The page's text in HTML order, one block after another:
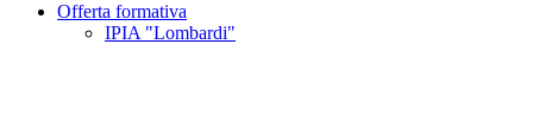
Offerta formativa
IPIA "Lombardi"